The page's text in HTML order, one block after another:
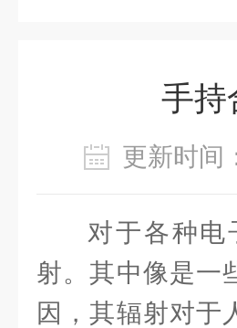
手持
更新时
对于各种
射。其中像是一
因，其辐射对于